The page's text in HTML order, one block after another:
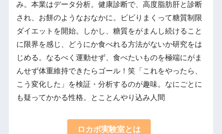
み。本業はデータ分析。健康診断で、高度脂肪肝と診断
され、お餅のようなおなかに。ビビりまくって糖質制限
ダイエットを開始。しかし、糖質をがまんし続けること
に限界を感じ、どうにか食べれる方法がないか研究をは
じめる。なるべく運動せず、食べたいものを極端にがま
んせず体重維持できたらゴール！笑「これをやったら、
こう変化した」を検証・分析するのが趣味。なにごとに
も疑ってかかる性格。とことんやり込み人間
ロカボ実験室とは